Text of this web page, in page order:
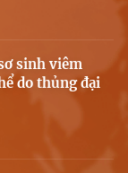
sinh viêm
do thủng đại